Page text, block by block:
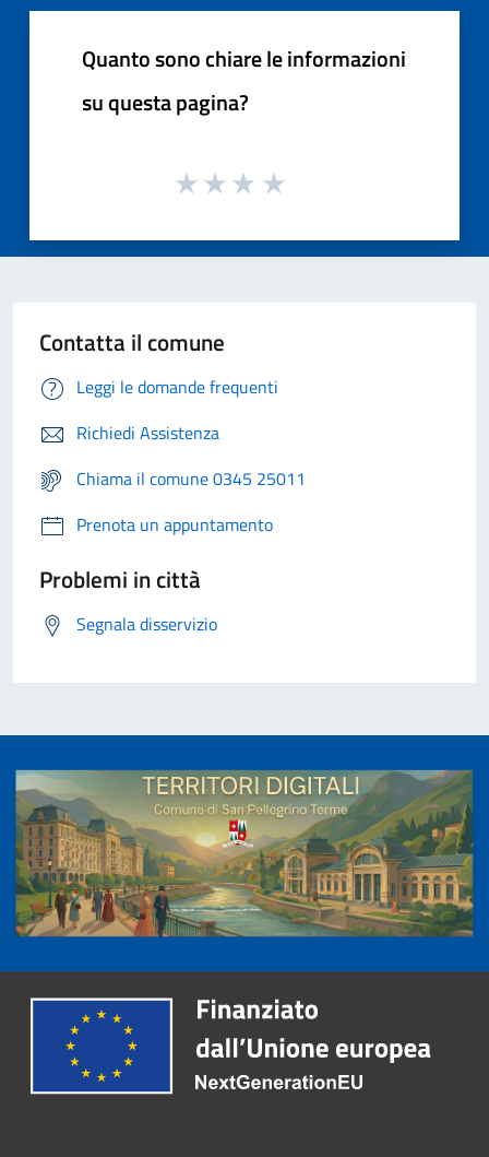
Quanto sono chiare le informazioni
su questa pagina?
Contatta il comune
Leggi le domande frequenti
Richiedi Assistenza
Chiama il comune 0345 25011
Prenota un appuntamento
Problemi in città
Segnala disservizio